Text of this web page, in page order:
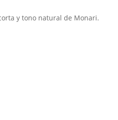
y tono natural de Monari.